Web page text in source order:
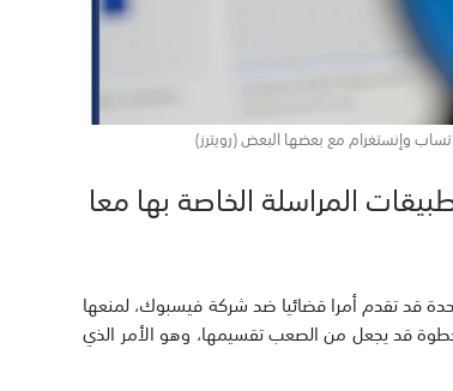
وإنستغرام مع بعضها البعض (رويترز)
المراسلة الخاصة بها معا
قد تقدم أمرا قضائيا ضد شركة فيسبوك، لمنعها
قد يجعل من الصعب تقسيمها، وهو الأمر الذي